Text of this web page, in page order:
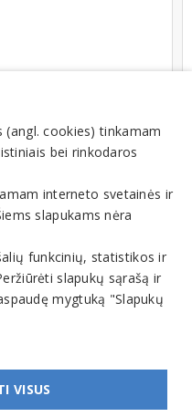
bažnyčios
Telefonas
cookies) tinkamam
bei rinkodaros
interneto svetainės ir
slapukams nėra
funkcinių, statistikos ir
slapukų sąrašą ir
mygtuką "Slapukų
VISUS